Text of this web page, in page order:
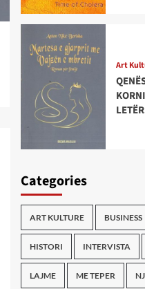
Art
Categories
ART KULTURE BUSINESS
HISTORI INTERVISTA
LAJME ME TEPER